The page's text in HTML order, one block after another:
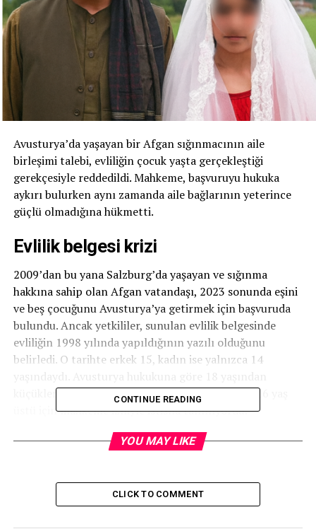
Avusturya’da yaşayan bir Afgan sığınmacının aile
birleşimi talebi, evliliğin çocuk yaşta gerçekleştiği
gerekçesiyle reddedildi. Mahkeme, başvuruyu hukuka
aykırı bulurken aynı zamanda aile bağlarının yeterince
güçlü olmadığına hükmetti.
Evlilik belgesi krizi
2009’dan bu yana Salzburg’da yaşayan ve sığınma
hakkına sahip olan Afgan vatandaşı, 2023 sonunda eşini
ve beş çocuğunu Avusturya’ya getirmek için başvuruda
bulundu. Ancak yetkililer, sunulan evlilik belgesinde
evliliğin 1998 yılında yapıldığının yazılı olduğunu
belirledi. O tarihte erkek 15, kadın ise yalnızca 14
küçüklerin evlenmesi yasak, daha önce yalnızca 16 yaş
üstü için mahkeme izniyle istisna tanınıyordu.
Ret kararının ardından aile, yeni bir belge sundu.
Bu tarihe göre taraflar reşit görünüyordu. Ancak
mahkeme, tanık ifadelerine dayanarak ilk belgenin
doğruluğunu kabul etti ve yeni evrakı inandırıcı bulmadı.
CONTINUE READING
YOU MAY LIKE
CLICK TO COMMENT